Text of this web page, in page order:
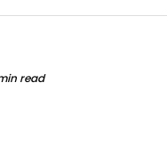
read